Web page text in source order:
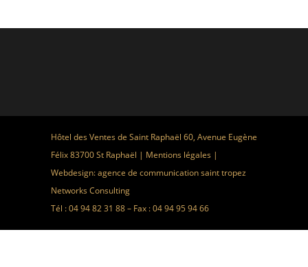
Hôtel des Ventes de Saint Raphaël 60, Avenue Eugène
Félix 83700 St Raphaël | Mentions légales |
Webdesign:agence de communication saint tropez
Networks Consulting
Tél : 04 94 82 31 88 – Fax : 04 94 95 94 66